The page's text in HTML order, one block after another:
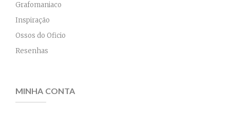
Grafomaniaco
Inspiração
Ossos do Oficio
Resenhas
MINHA CONTA